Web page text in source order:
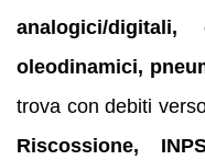
analogici/
oleodinamici,
trova con debiti
Riscossione,